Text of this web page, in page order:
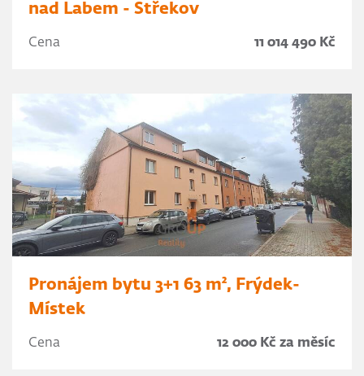
nad Labem - Střekov
Cena 11 014 490 Kč
Pronájem bytu 3+1 63 m², Frýdek-
Místek
Cena 12 000 Kč za měsíc